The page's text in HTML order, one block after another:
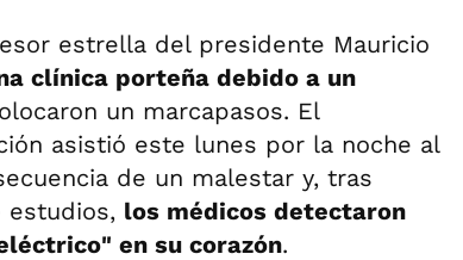
estrella del presidente Mauricio
clínica porteña debido a un
un marcapasos. El
asistió este lunes por la noche al
de un malestar y, tras
estudios, los médicos detectaron
en su corazón.